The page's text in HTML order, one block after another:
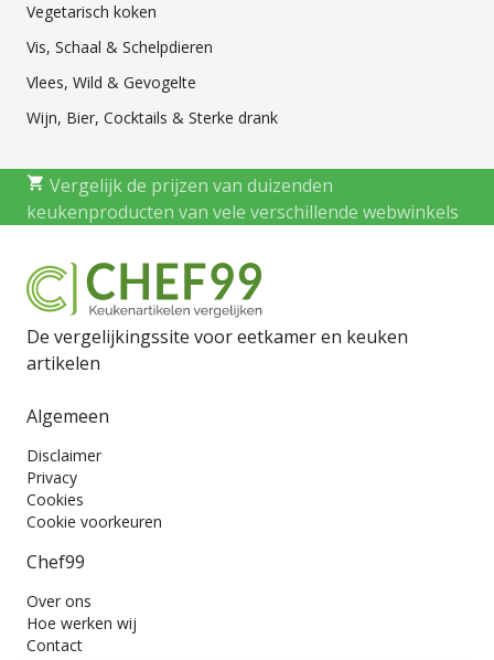
Vegetarisch koken
Vis, Schaal & Schelpdieren
Vlees, Wild & Gevogelte
Wijn, Bier, Cocktails & Sterke drank
Vergelijk de prijzen van duizenden
keukenproducten van vele verschillende webwinkels
De vergelijkingssite voor eetkamer en keuken
artikelen
Algemeen
Disclaimer
Privacy
Cookies
Cookie voorkeuren
Chef99
Over ons
Hoe werken wij
Contact